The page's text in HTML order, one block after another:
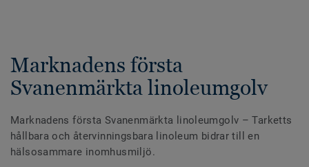
Marknadens första
Svanenmärkta linoleumgolv
Marknadens första Svanenmärkta linoleumgolv – Tarketts
hållbara och återvinningsbara linoleum bidrar till en
hälsosammare inomhusmiljö.